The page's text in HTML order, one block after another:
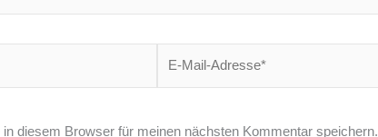
Mail-
diesem Browser für meinen nächsten Kommentar speichern.